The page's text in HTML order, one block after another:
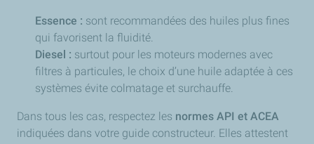
Essence : sont recommandées des huiles plus fines
qui favorisent la fluidité.
Diesel : surtout pour les moteurs modernes avec
filtres à particules, le choix d’une huile adaptée à ces
systèmes évite colmatage et surchauffe.
Dans tous les cas, respectez les normes API et ACEA
indiquées dans votre guide constructeur. Elles attestent